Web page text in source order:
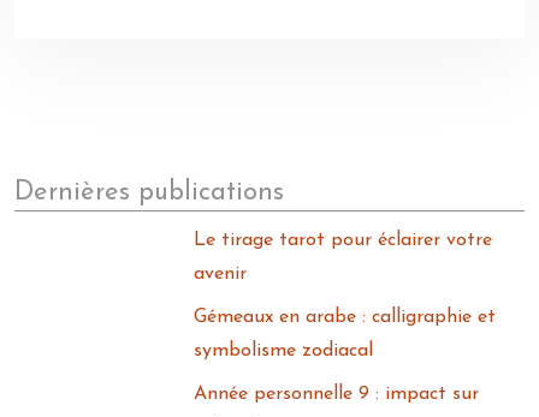
Dernières publications
Le tirage tarot pour éclairer votre
avenir
Gémeaux en arabe : calligraphie et
symbolisme zodiacal
Année personnelle 9 : impact sur